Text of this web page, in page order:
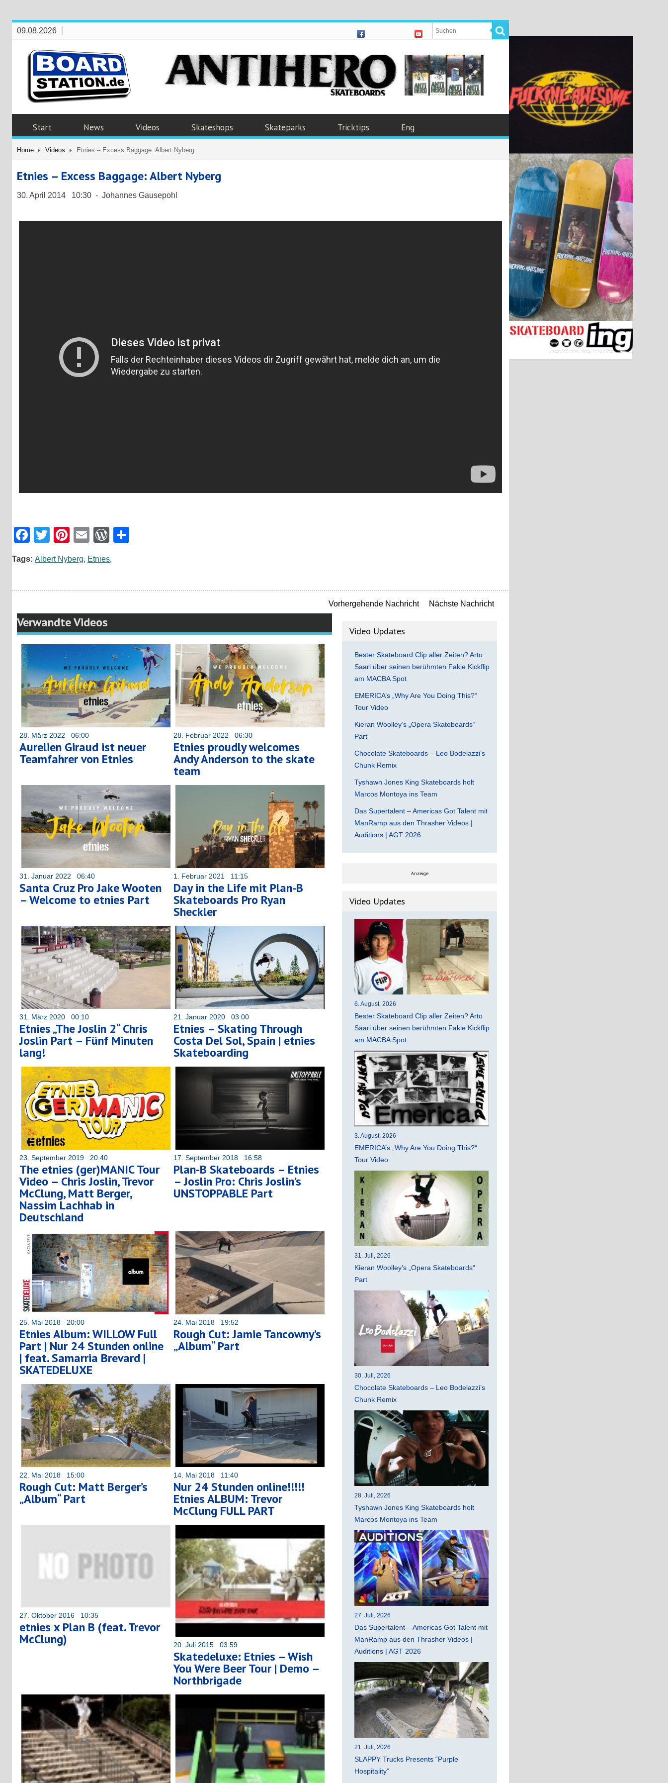
09.08.2026
Start News Videos Skateshops Skateparks Tricktips Eng
Home Videos Etnies – Excess Baggage: Albert Nyberg
Etnies – Excess Baggage: Albert Nyberg
30. April 2014 10:30 - Johannes Gausepohl
Facebook
Twitter
Pinterest
EmailWordPress
Tags: Albert Nyberg, Etnies,
Vorhergehende Nachricht Nächste Nachricht
Verwandte Videos
28. März 2022 06:00
Aurelien Giraud ist neuer
Teamfahrer von Etnies
28. Februar 2022 06:30
Etnies proudly welcomes
Andy Anderson to the skate
team
31. Januar 2022 06:40
Santa Cruz Pro Jake Wooten
– Welcome to etnies Part
1. Februar 2021 11:15
Day in the Life mit Plan-B
Skateboards Pro Ryan
Sheckler
31. März 2020 00:10
Etnies „The Joslin 2“ Chris
Joslin Part – Fünf Minuten
lang!
21. Januar 2020 03:00
Etnies – Skating Through
Costa Del Sol, Spain | etnies
Skateboarding
23. September 2019 20:40
The etnies (ger)MANIC Tour
Video – Chris Joslin, Trevor
McClung, Matt Berger,
Nassim Lachhab in
Deutschland
17. September 2018 16:58
Plan-B Skateboards – Etnies
– Joslin Pro: Chris Joslin’s
UNSTOPPABLE Part
25. Mai 2018 20:00
Etnies Album: WILLOW Full
Part | Nur 24 Stunden online
| feat. Samarria Brevard |
SKATEDELUXE
24. Mai 2018 19:52
Rough Cut: Jamie Tancowny’s
„Album“ Part
22. Mai 2018 15:00
Rough Cut: Matt Berger’s
„Album“ Part
14. Mai 2018 11:40
Nur 24 Stunden online!!!!!
Etnies ALBUM: Trevor
McClung FULL PART
27. Oktober 2016 10:35
etnies x Plan B (feat. Trevor
McClung) 20. Juli 2015 03:59
Skatedeluxe: Etnies – Wish
You Were Beer Tour | Demo –
Northbrigade
Video Updates
Bester Skateboard Clip aller Zeiten? Arto
Saari über seinen berühmten Fakie Kickflip
am MACBA Spot
EMERICA’s „Why Are You Doing This?“
Tour Video
Kieran Woolley’s „Opera Skateboards“
Part
Chocolate Skateboards – Leo Bodelazzi’s
Chunk Remix
Tyshawn Jones King Skateboards holt
Marcos Montoya ins Team
Das Supertalent – Americas Got Talent mit
ManRamp aus den Thrasher Videos |
Auditions | AGT 2026
Anzeige
Video Updates
6. August, 2026
Bester Skateboard Clip aller Zeiten? Arto
Saari über seinen berühmten Fakie Kickflip
am MACBA Spot
3. August, 2026
EMERICA’s „Why Are You Doing This?“
Tour Video
31. Juli, 2026
Kieran Woolley’s „Opera Skateboards“
Part
30. Juli, 2026
Chocolate Skateboards – Leo Bodelazzi’s
Chunk Remix
28. Juli, 2026
Tyshawn Jones King Skateboards holt
Marcos Montoya ins Team
27. Juli, 2026
Das Supertalent – Americas Got Talent mit
ManRamp aus den Thrasher Videos |
Auditions | AGT 2026
21. Juli, 2026
SLAPPY Trucks Presents “Purple
Hospitality”